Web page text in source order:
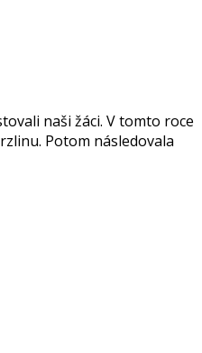
naši žáci. V tomto roce
Potom následovala